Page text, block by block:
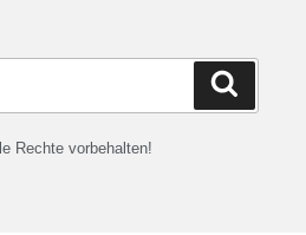
Rechte vorbehalten!